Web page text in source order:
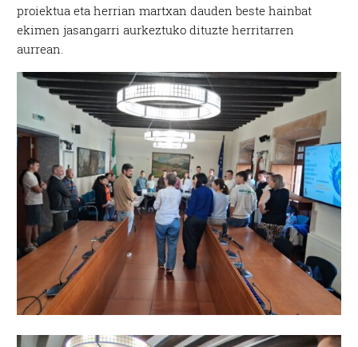
proiektua eta herrian martxan dauden beste hainbat
ekimen jasangarri aurkeztuko dituzte herritarren
aurrean.